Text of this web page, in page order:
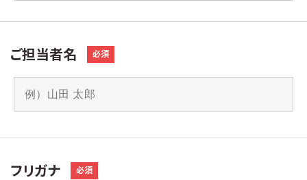
ご担当者名 必須
フリガナ 必須